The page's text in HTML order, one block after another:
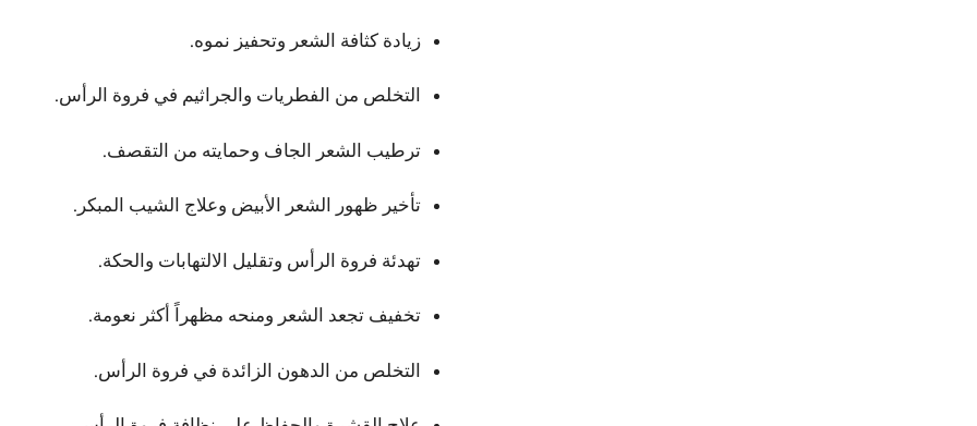
زيادة كثافة الشعر وتحفيز نموه.
التخلص من الفطريات والجراثيم في فروة الرأس.
ترطيب الشعر الجاف وحمايته من التقصف.
تأخير ظهور الشعر الأبيض وعلاج الشيب المبكر.
تهدئة فروة الرأس وتقليل الالتهابات والحكة.
تخفيف تجعد الشعر ومنحه مظهراً أكثر نعومة.
التخلص من الدهون الزائدة في فروة الرأس.